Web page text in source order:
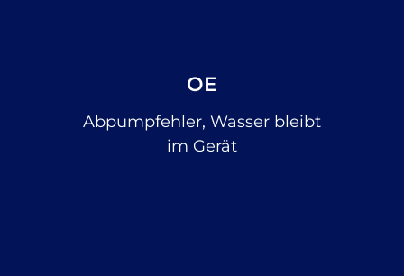
OE
Abpumpfehler, Wasser bleibt
im Gerät